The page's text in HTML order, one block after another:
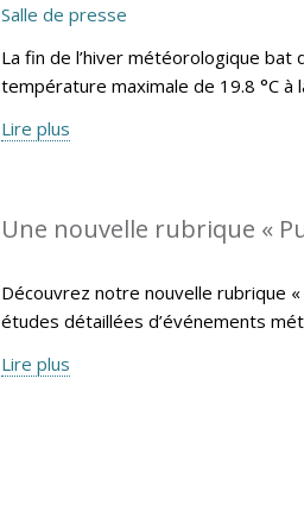
Salle de presse
La fin de l’hiver météorologique
température maximale de 19.8 °C
Lire plus
Une nouvelle rubrique «
Découvrez notre nouvelle rubrique
études détaillées d’événements
Lire plus